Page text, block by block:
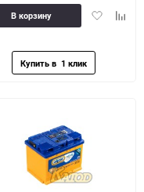
Добавить
В корзину